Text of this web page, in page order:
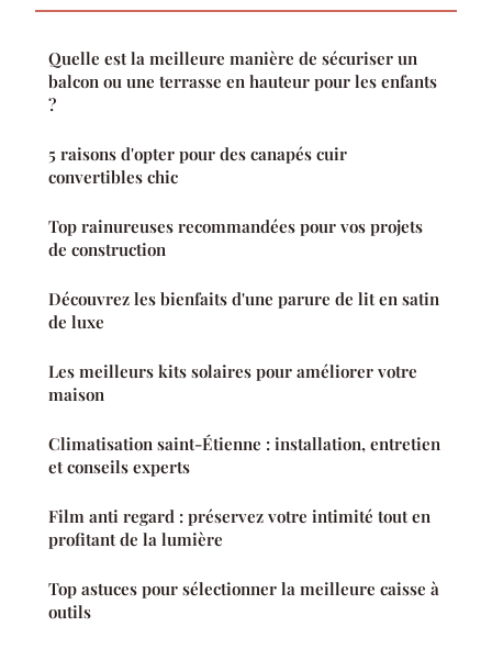
Quelle est la meilleure manière de sécuriser un
balcon ou une terrasse en hauteur pour les enfants
?
5 raisons d'opter pour des canapés cuir
convertibles chic
Top rainureuses recommandées pour vos projets
de construction
Découvrez les bienfaits d'une parure de lit en satin
de luxe
Les meilleurs kits solaires pour améliorer votre
maison
Climatisation saint-Étienne : installation, entretien
et conseils experts
Film anti regard : préservez votre intimité tout en
profitant de la lumière
Top astuces pour sélectionner la meilleure caisse à
outils